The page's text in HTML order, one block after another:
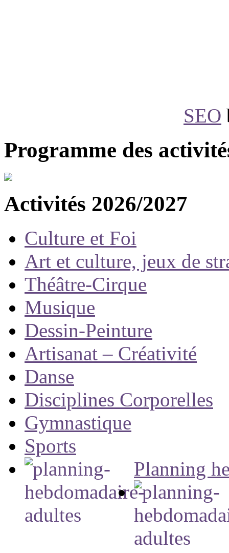
SEO
Programme des
Activités 2026/2027
Culture et Foi
Art et culture, jeux de
Théâtre-Cirque
Musique
Dessin-Peinture
Artisanat – Créativité
Danse
Disciplines Corporelles
Gymnastique
Sports
Planning